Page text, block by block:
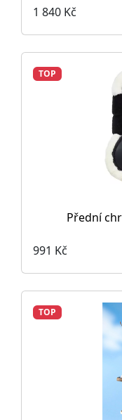
1 840 Kč
TOP
Přední
991 Kč
TOP